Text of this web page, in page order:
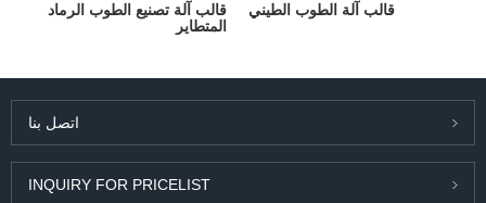
قالب آلة تصنيع الطوب الرماد
المتطاير
قالب آلة الطوب الطيني
اتصل بنا
INQUIRY FOR PRICELIST